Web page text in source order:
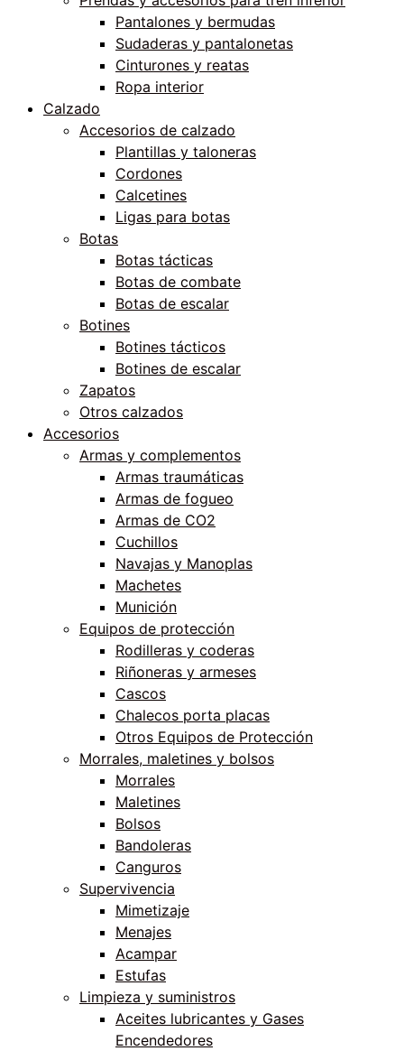
Pantalones y bermudas
Sudaderas y pantalonetas
Cinturones y reatas
Ropa interior
Calzado
Accesorios de calzado
Plantillas y taloneras
Cordones
Calcetines
Ligas para botas
Botas
Botas tácticas
Botas de combate
Botas de escalar
Botines
Botines tácticos
Botines de escalar
Zapatos
Otros calzados
Accesorios
Armas y complementos
Armas traumáticas
Armas de fogueo
Armas de CO2
Cuchillos
Navajas y Manoplas
Machetes
Munición
Equipos de protección
Rodilleras y coderas
Riñoneras y armeses
Cascos
Chalecos porta placas
Otros Equipos de Protección
Morrales, maletines y bolsos
Morrales
Maletines
Bolsos
Bandoleras
Canguros
Supervivencia
Mimetizaje
Menajes
Acampar
Estufas
Limpieza y suministros
Aceites lubricantes y Gases
Encendedores